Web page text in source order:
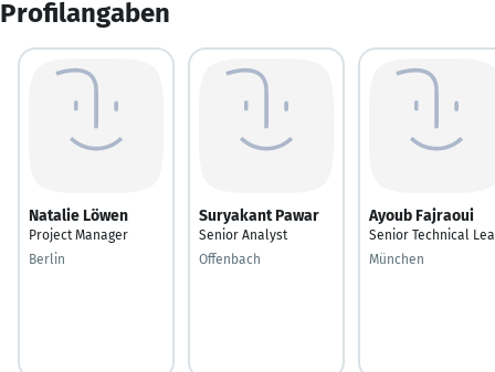
Profilangaben
Natalie Löwen
Project Manager
Berlin
Suryakant Pawar
Senior Analyst
Offenbach
Ayoub Fajraoui
Senior Technical
München